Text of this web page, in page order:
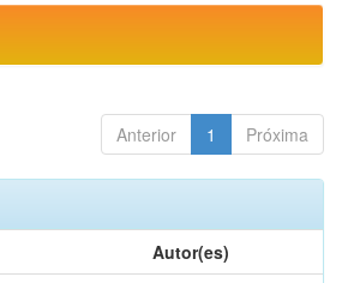
Anterior 1 Próxima
Autor(es)